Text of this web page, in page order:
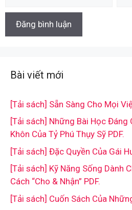
Bài viết mới
[Tải sách] Sẵn Sàng Cho Mọi
[Tải sách] Những Bài Học Đáng
Khôn Của Tỷ Phú Thụy Sỹ PDF.
[Tải sách] Đặc Quyền Của Gái
[Tải sách] Kỹ Năng Sống Dành
Cách “Cho & Nhận” PDF.
[Tải sách] Cuốn Sách Của